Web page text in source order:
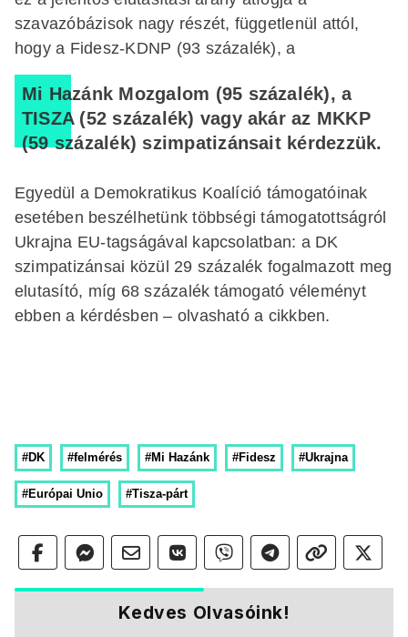
szavazóbázisok nagy részét, függetlenül attól,
hogy a Fidesz-KDNP (93 százalék), a
Mi Hazánk Mozgalom (95 százalék), a
TISZA (52 százalék) vagy akár az MKKP
(59 százalék) szimpatizánsait kérdezzük.
Egyedül a Demokratikus Koalíció támogatóinak
esetében beszélhetünk többségi támogatottságról
Ukrajna EU-tagságával kapcsolatban: a DK
szimpatizánsai közül 29 százalék fogalmazott meg
elutasító, míg 68 százalék támogató véleményt
ebben a kérdésben – olvasható a cikkben.
#DK #felmérés #Mi Hazánk #Fidesz #Ukrajna
#Európai Unio #Tisza-párt
Kedves Olvasóink!